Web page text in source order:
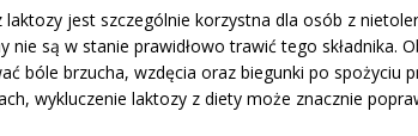
laktozy jest szczególnie korzystna dla osób z
nie są w stanie prawidłowo trawić tego składnika.
bóle brzucha, wzdęcia oraz biegunki po spożyciu
wykluczenie laktozy z diety może znacznie